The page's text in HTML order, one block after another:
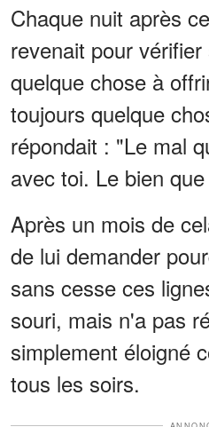
Chaque nuit après
revenait pour
quelque chose à
toujours quelque
répondait : "Le mal
avec toi. Le bien
Après un mois de
de lui demander
sans cesse ces
souri, mais n'a pas
simplement éloigné
tous les soirs.